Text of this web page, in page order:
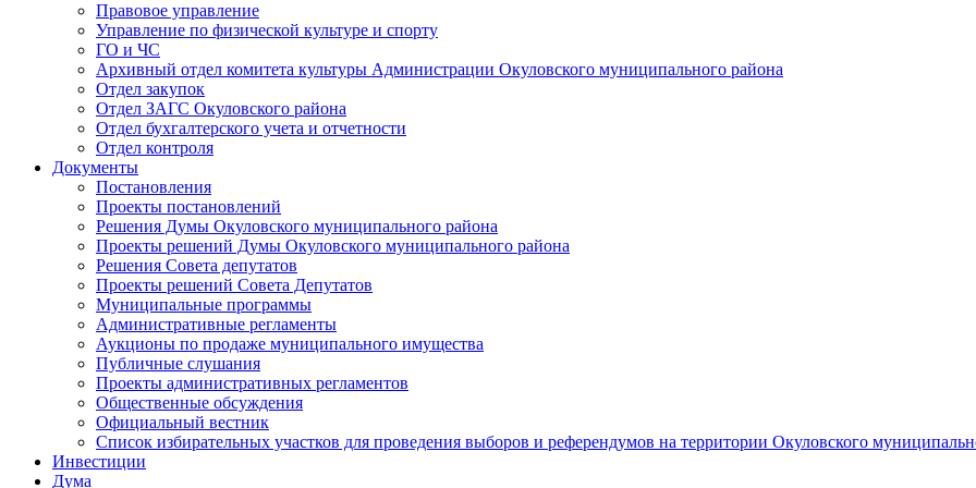
Правовое управление
Управление по физической культуре и спорту
ГО и ЧС
Архивный отдел комитета культуры Администрации Окуловского муниципального района
Отдел закупок
Отдел ЗАГС Окуловского района
Отдел бухгалтерского учета и отчетности
Отдел контроля
Документы
Постановления
Проекты постановлений
Решения Думы Окуловского муниципального района
Проекты решений Думы Окуловского муниципального района
Решения Совета депутатов
Проекты решений Совета Депутатов
Муниципальные программы
Административные регламенты
Аукционы по продаже муниципального имущества
Публичные слушания
Проекты административных регламентов
Общественные обсуждения
Официальный вестник
Список избирательных участков для проведения выборов и референдумов на территории Окуловского
Инвестиции
Дума